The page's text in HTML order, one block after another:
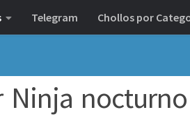
Telegram Chollos por
Ninja